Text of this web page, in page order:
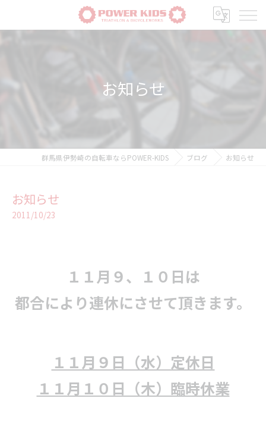
お知らせ
群馬県伊勢崎の自転車ならPOWER-KIDS ブログ お知らせ
お知らせ
2011/10/23
１１月９、１０日は
都合により連休にさせて頂きます。
１１月９日（水）定休日
１１月１０日（木）臨時休業